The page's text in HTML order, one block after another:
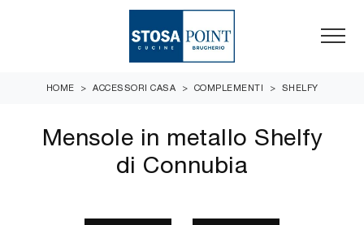
HOME > ACCESSORI CASA > COMPLEMENTI > SHELFY
Mensole in metallo Shelfy
di Connubia